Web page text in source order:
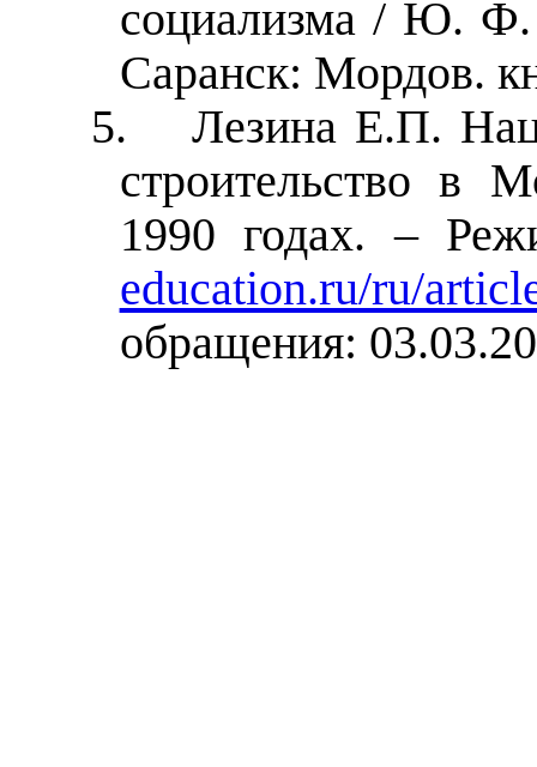
социализма / Ю.
Саранск: Мордов.
5.
Лезина Е.П.
строительство в
1990 годах. –
education.ru/ru/
обращения: